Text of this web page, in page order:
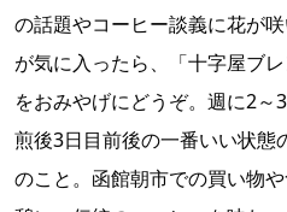
の話題やコーヒー談義に花が
が気に入ったら、「十字屋ブ
をおみやげにどうぞ。週に2
煎後3日目前後の一番いい状態
のこと。函館朝市での買い物